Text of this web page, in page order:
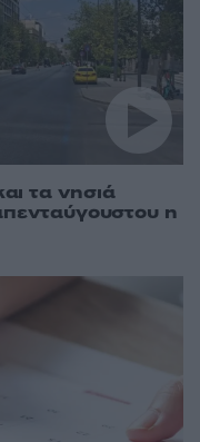
τα νησιά
η